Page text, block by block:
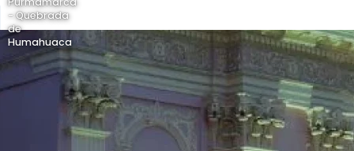
- Quebrada
de
Humahuaca